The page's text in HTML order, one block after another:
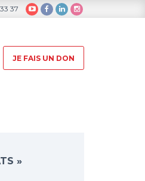
37
JE FAIS UN DON
»